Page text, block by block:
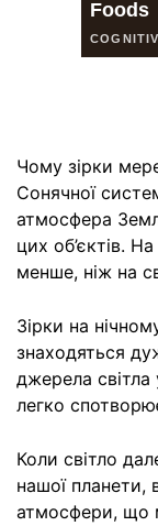
Чому зірки
Сонячної
атмосфера
цих об’єктів.
менше, ніж на
Зірки на
знаходяться
джерела
легко
Коли світло
нашої
атмосфери, що